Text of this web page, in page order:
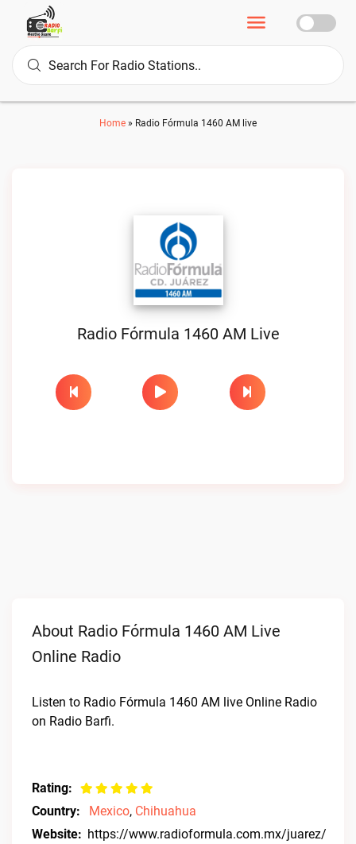
Home » Radio Fórmula 1460 AM live
Radio Fórmula 1460 AM Live
About Radio Fórmula 1460 AM Live
Online Radio
Listen to Radio Fórmula 1460 AM live Online Radio
on Radio Barfi.
Rating:
Country:
Mexico, Chihuahua
Website: https://www.radioformula.com.mx/juarez/